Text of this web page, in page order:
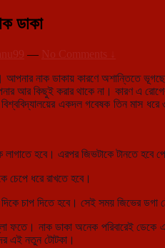
ডাকা
— No Comments ↓
আপনার নাক ডাকায় কারণে অশান্তিতে
আর কিছুই করার থাকে না। কারণ এ
একদল গবেষক তিন মাস ধরে
হবে। এরপর জিভটাকে টানতে হবে
চেপে ধরে রাখতে হবে।
চাপ দিতে হবে। সেই সময় জিভের ডগা
ফতে। নাক ডাকা অনেক পরিবারেই ডেকে
এই নতুন টোটকা।